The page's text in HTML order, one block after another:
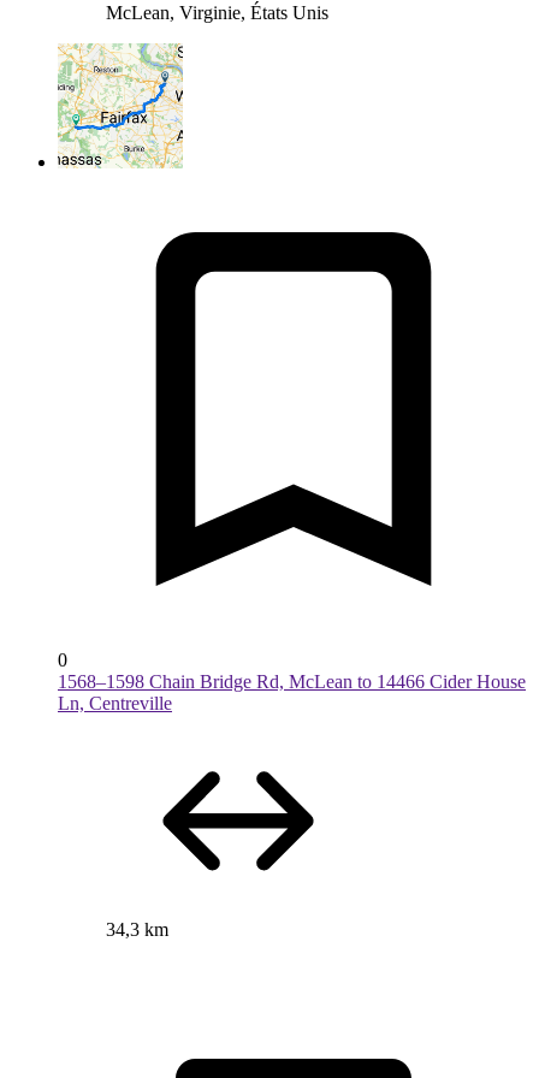
McLean, Virginie, États Unis
0
1568–1598 Chain Bridge Rd, McLean to 14466 Cider House
Ln, Centreville
34,3 km